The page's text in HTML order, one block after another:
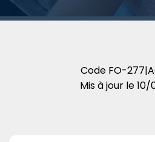
Code FO-
Mis à jour le10/